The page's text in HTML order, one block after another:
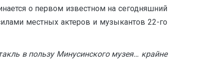
о первом известном на сегодняшний
местных актеров и музыкантов 22-го
в пользу Минусинского музея… крайне